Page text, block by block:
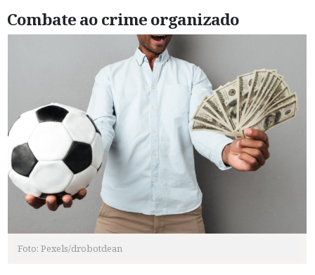
Combate ao crime organizado
Foto: Pexels/drobotdean